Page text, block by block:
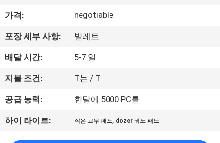
공
장
견
학
품
가격: negotiable
포장 세부 사항: 발레트
배달 시간: 5-7 일
지불 조건: T는 / T
공급 능력: 한달에 5000 PC를
하이 라이트: 작은 고무 패드, dozer 궤도 패드